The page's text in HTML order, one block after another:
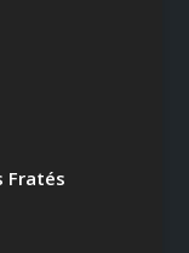
Fratés